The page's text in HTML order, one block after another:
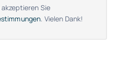
Sie
. Vielen Dank!